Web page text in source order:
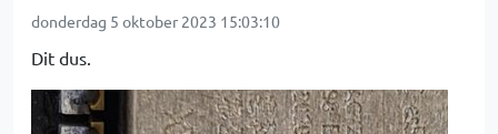
donderdag 5 oktober 2023 15:03:10
Dit dus.